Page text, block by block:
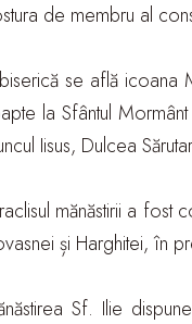
de membru al
se află icoana
la Sfântul
Iisus, Dulcea
mănăstirii a
și Harghitei, în
Sf. Ilie